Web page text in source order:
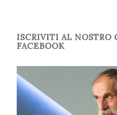
ISCRIVITI AL NOSTRO
FACEBOOK